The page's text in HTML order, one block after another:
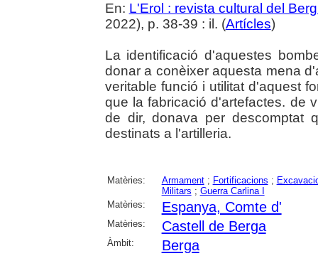
En: L'Erol : revista cultural del
2022), p. 38-39 : il. (Artícles)
La identificació d'aquestes
donar a conèixer aquesta mena
veritable funció i utilitat d'aquest
que la fabricació d'artefactes. de
de dir, donava per descomptat
destinats a l'artilleria.
Matèries: Armament; Fortificacions ;
Militars ; Guerra Carlina I
Matèries:
Espanya, Comte d'
Matèries: Castell de Berga
Àmbit: Berga